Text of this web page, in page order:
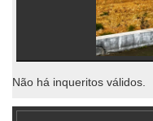
Não há inqueritos válidos.